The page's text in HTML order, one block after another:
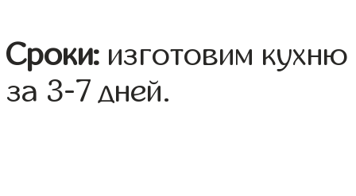
Сроки: изготовим
за 3-7 дней.